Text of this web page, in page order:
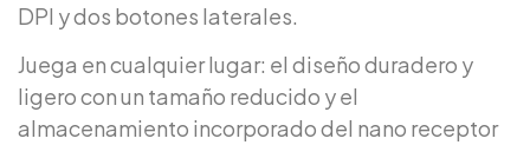
DPI y dos botones laterales.
Juega en cualquier lugar: el diseño duradero y
ligero con un tamaño reducido y el
almacenamiento incorporado del nano receptor